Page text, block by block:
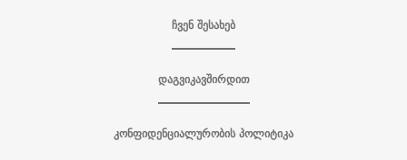
ჩვენ შესახებ
დაგვიკავშირდით
კონფიდენციალურობის პოლიტიკა